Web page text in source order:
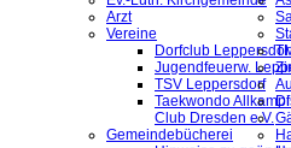
Arzt
Vereine
Dorfclub
Jugendfeuerw.
TSV Leppersdorf
Taekwondo Allkampf
Club Dresden e.V.
Gemeindebücherei